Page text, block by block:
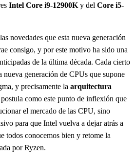
Intel Core i9-12900K y del Core i5-
novedades que esta nueva generación
consigo, y por este motivo ha sido una
de la última década. Cada cierto
nueva generación de CPUs que supone
y precisamente la arquitectura
como este punto de inflexión que
el mercado de las CPU, sino
para que Intel vuelva a dejar atrás a
todos conocemos bien y retome la
por Ryzen.